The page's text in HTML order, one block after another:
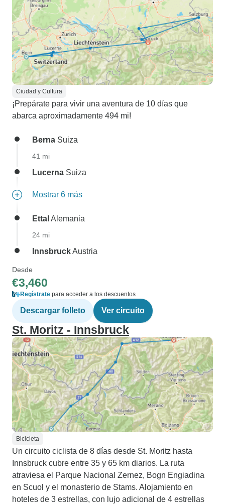
Ciudad y Cultura
¡Prepárate para vivir una aventura de 10 días que
abarca aproximadamente 494 mi!
Berna Suiza
41 mi
Lucerna Suiza
Mostrar 6 más
Ettal Alemania
24 mi
InnsbruckAustria
Desde
€3,460
Regístrate para acceder a los descuentos
Descargar folleto Ver circuito
St. Moritz - Innsbruck
Bicicleta
Un circuito ciclista de 8 días desde St. Moritz hasta
Innsbruck cubre entre 35 y 65 km diarios. La ruta
atraviesa el Parque Nacional Zernez, Bogn Engiadina
en Scuol y el monasterio de Stams. Alojamiento en
hoteles de 3 estrellas, con lujo adicional de 4 estrellas